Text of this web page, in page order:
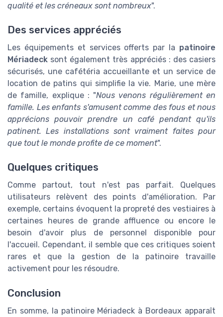
qualité et les créneaux sont nombreux".
Des services appréciés
Les équipements et services offerts par la patinoire
Mériadeck sont également très appréciés : des casiers
sécurisés, une cafétéria accueillante et un service de
location de patins qui simplifie la vie. Marie, une mère
de famille, explique : "Nous venons régulièrement en
famille. Les enfants s'amusent comme des fous et nous
apprécions pouvoir prendre un café pendant qu'ils
patinent. Les installations sont vraiment faites pour
que tout le monde profite de ce moment".
Quelques critiques
Comme partout, tout n'est pas parfait. Quelques
utilisateurs relèvent des points d'amélioration. Par
exemple, certains évoquent la propreté des vestiaires à
certaines heures de grande affluence ou encore le
besoin d'avoir plus de personnel disponible pour
l'accueil. Cependant, il semble que ces critiques soient
rares et que la gestion de la patinoire travaille
activement pour les résoudre.
Conclusion
En somme, la patinoire Mériadeck à Bordeaux apparaît